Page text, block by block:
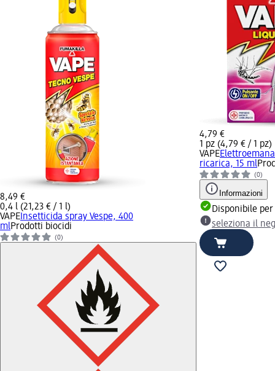
8,49 €
0,4 l (21,23 € / 1 l)
VAPE Insetticida spray Vespe, 400
mlProdotti biocidi
(0)
4,79 €
1 pz (4,79 € / 1 pz)
VAPE
ricarica, 15 ml
(0)
Informazioni
Disponibile
seleziona il